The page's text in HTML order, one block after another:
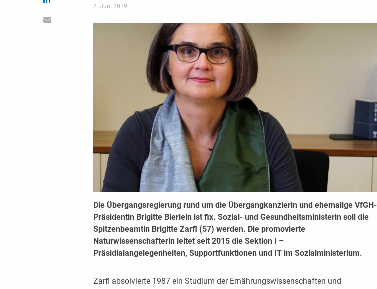
2. Juni 2019
Die Übergangsregierungrund um die Übergangkanzlerin und ehemalige VfGH-
Präsidentin Brigitte Bierleinist fix. Sozial- und Gesundheitsministerin soll die
Spitzenbeamtin Brigitte Zarfl (57) werden. Die promovierte
Naturwissenschafterin leitet seit 2015 die Sektion I –
Präsidialangelegenheiten, Supportfunktionen und IT im Sozialministerium.
Zarfl absolvierte 1987 ein Studium der Ernährungswissenschaften und